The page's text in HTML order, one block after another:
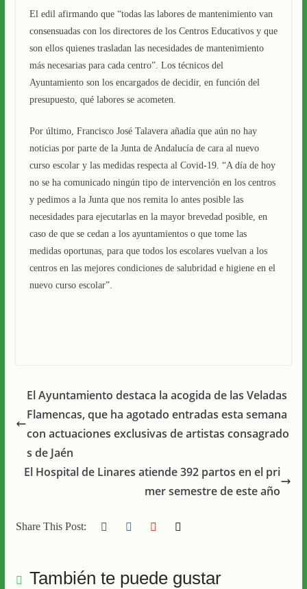
El edil afirmando que “todas las labores de mantenimiento van
consensuadas con los directores de los Centros Educativos y que
son ellos quienes trasladan las necesidades de mantenimiento
más necesarias para cada centro”. Los técnicos del
Ayuntamiento son los encargados de decidir, en función del
presupuesto, qué labores se acometen.
Por último, Francisco José Talavera añadía que aún no hay
noticias por parte de la Junta de Andalucía de cara al nuevo
curso escolar y las medidas respecta al Covid-19. “A día de hoy
no se ha comunicado ningún tipo de intervención en los centros
y pedimos a la Junta que nos remita lo antes posible las
necesidades para ejecutarlas en la mayor brevedad posible, en
caso de que se cedan a los ayuntamientos o que tome las
medidas oportunas, para que todos los escolares vuelvan a los
centros en las mejores condiciones de salubridad e higiene en el
nuevo curso escolar”.
El Ayuntamiento destaca la acogida de las Veladas
Flamencas, que ha agotado entradas esta semana
con actuaciones exclusivas de artistas consagrado
s de Jaén
El Hospital de Linares atiende 392 partos en el pri
mer semestre de este año
Share This Post:
También te puede gustar